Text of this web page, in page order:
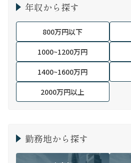
年収から探す
800万円以下
1000~1200万円
1400~1600万円
2000万円以上
勤務地から探す